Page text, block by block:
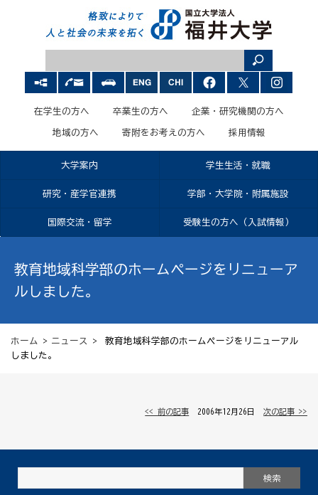
在学生の方へ 卒業生の方へ 企業・研究機関の方へ
地域の方へ 寄附をお考えの方へ 採用情報
大学案内 学生生活・就職
研究・産学官連携 学部・大学院・附属施設
国際交流・留学 受験生の方へ（入試情報）
教育地域科学部のホームページをリニューア
ルしました。
ホーム > ニュース
> 教育地域科学部のホームページをリニューアル
しました。
<< 前の記事 │ 2006年12月26日 │次の記事 >>